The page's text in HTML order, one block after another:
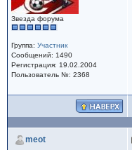
Звезда форума
Группа: Участник
Сообщений: 1490
Регистрация: 19.02.2004
Пользователь №: 2368
meot